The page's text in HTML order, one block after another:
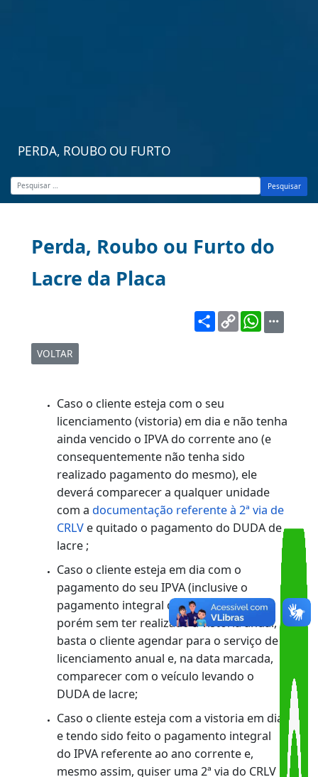
PERDA, ROUBO OU FURTO
Pesquisar
Perda, Roubo ou Furto do
Lacre da Placa
VOLTAR
Caso o cliente esteja com o seu
licenciamento (vistoria) em dia e não
ainda vencido o IPVA do corrente ano (e
consequentemente não tenha sido
realizado pagamento do mesmo), ele
deverá comparecer a qualquer unidade
com adocumentação referente à 2ª via de
CRLV e quitado o pagamento do DUDA de
lacre ;
Caso o cliente esteja em dia com o
pagamento do seu IPVA (inclusive o
porém sem ter realizado a vistoria anual,
basta o cliente agendar para o serviço de
licenciamento anual e, na data marcada,